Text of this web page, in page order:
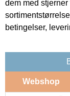
dem med
betingelser,
Webshop